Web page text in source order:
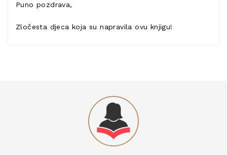
Puno pozdrava,
Zločesta djeca koja su napravila ovu knjigu!